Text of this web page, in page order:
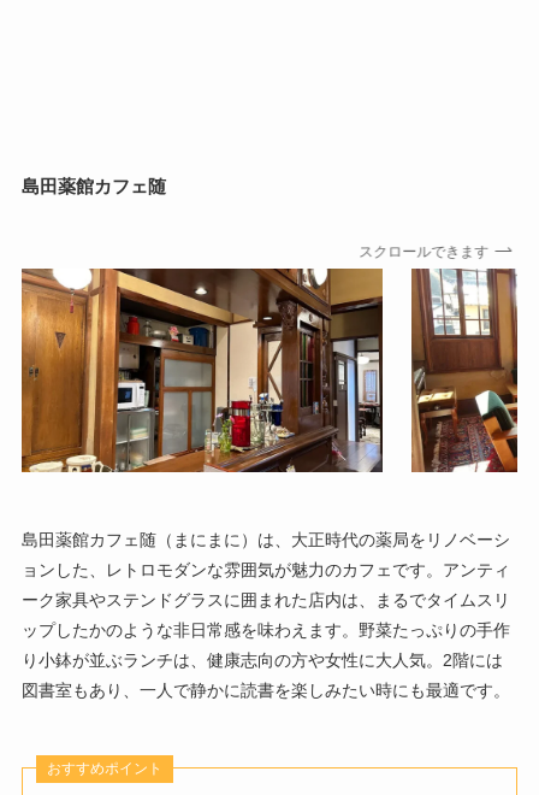
島田薬館カフェ随
スクロールできます
島田薬館カフェ随（まにまに）は、大正時代の薬局をリノベーシ
ョンした、レトロモダンな雰囲気が魅力のカフェです。アンティ
ーク家具やステンドグラスに囲まれた店内は、まるでタイムスリ
ップしたかのような非日常感を味わえます。野菜たっぷりの手作
り小鉢が並ぶランチは、健康志向の方や女性に大人気。2階には
図書室もあり、一人で静かに読書を楽しみたい時にも最適です。
おすすめポイント